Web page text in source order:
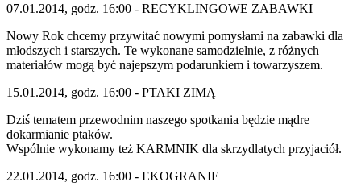
07.01.2014, godz. 16:00 - RECYKLINGOWE ZABAWKI
Nowy Rok chcemy przywitać nowymi pomysłami na zabawki dla
młodszych i starszych. Te wykonane samodzielnie, z różnych
materiałów mogą być najepszym podarunkiem i towarzyszem.
15.01.2014, godz. 16:00 - PTAKI ZIMĄ
Dziś tematem przewodnim naszego spotkania będzie mądre
dokarmianie ptaków.
Wspólnie wykonamy też KARMNIK dla skrzydlatych przyjaciół.
22.01.2014, godz. 16:00 - EKOGRANIE